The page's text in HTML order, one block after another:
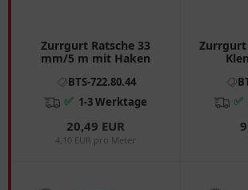
Zurrgurt Ratsche 33
mm/5 m mit Haken
BTS-722.80.44
✅ 1-3 Werktage
20,49 EUR
4,10 EUR pro Meter
✅